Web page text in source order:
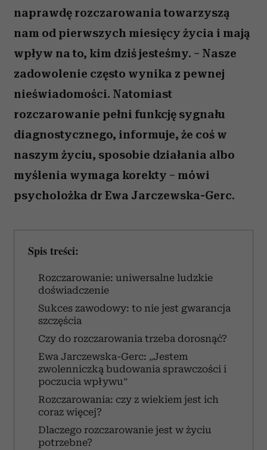
naprawdę rozczarowania towarzyszą
nam od pierwszych miesięcy życia i mają
wpływ na to, kim dziś jesteśmy. – Nasze
zadowolenie często wynika z pewnej
nieświadomości. Natomiast
rozczarowanie pełni funkcję sygnału
diagnostycznego, informuje, że coś w
naszym życiu, sposobie działania albo
myślenia wymaga korekty – mówi
psycholożka dr Ewa Jarczewska-Gerc.
Spis treści:
Rozczarowanie: uniwersalne ludzkie
doświadczenie
Sukces zawodowy: to nie jest gwarancja
szczęścia
Czy do rozczarowania trzeba dorosnąć?
Ewa Jarczewska-Gerc: „Jestem
zwolenniczką budowania sprawczości i
poczucia wpływu”
Rozczarowania: czy z wiekiem jest ich
coraz więcej?
Dlaczego rozczarowanie jest w życiu
potrzebne?